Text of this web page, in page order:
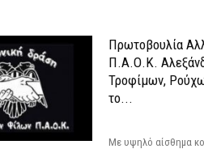
Πρωτοβουλία
Π.Α.Ο.Κ.
Τροφίμων,
το...
Με υψηλό αίσθημα